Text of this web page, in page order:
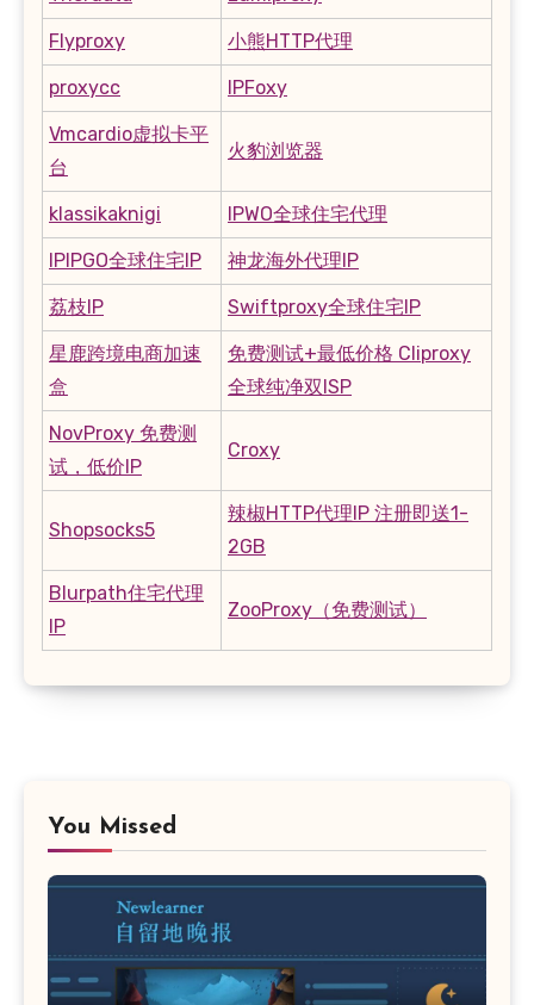
Flyproxy 小熊HTTP代理
proxycc IPFoxy
Vmcardio虚拟卡平
台
火豹浏览器
klassikaknigi IPWO全球住宅代理
IPIPGO全球住宅IP 神龙海外代理IP
荔枝IP Swiftproxy全球住宅IP
星鹿跨境电商加速
盒
免费测试+最低价格 Cliproxy
全球纯净双ISP
NovProxy 免费测
试，低价IP
Croxy
Shopsocks5
辣椒HTTP代理IP 注册即送1-
2GB
Blurpath住宅代理
IP
ZooProxy（免费测试）
You Missed